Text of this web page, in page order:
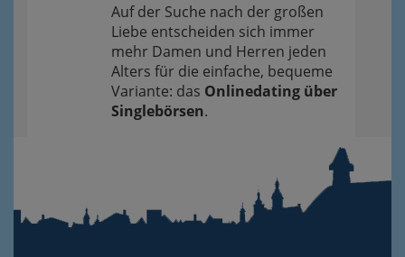
Auf der Suche nach der großen
Liebe entscheiden sich immer
mehr Damen und Herren jeden
Alters für die einfache, bequeme
Variante: das Onlinedating über
Singlebörsen.